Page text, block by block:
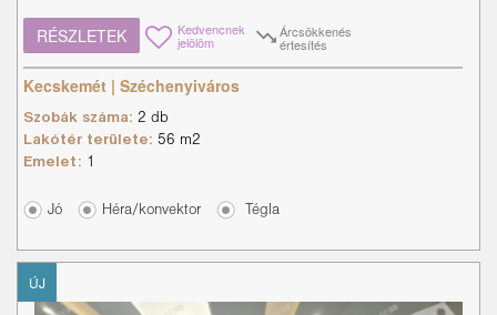
RÉSZLETEK Kedvencnek
jelölöm
Árcsökkenés
értesítés
Kecskemét | Széchenyiváros
Szobák száma: 2 db
Lakótér területe: 56 m2
Emelet: 1
Jó Héra/konvektor Tégla
ÚJ